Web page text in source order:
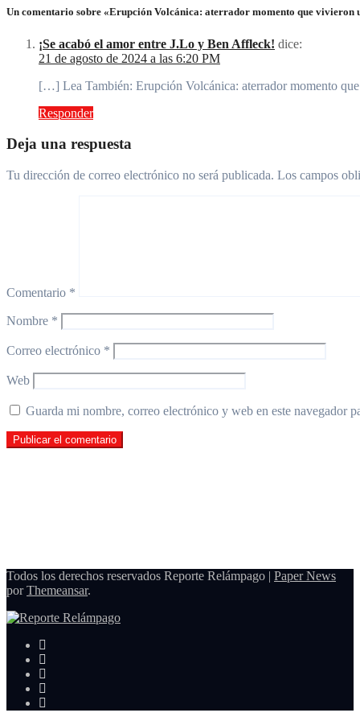
Un comentario sobre «Erupción Volcánica: aterrador momento que vivieron
¡Se acabó el amor entre J.Lo y Ben Affleck! dice:
21 de agosto de 2024 a las 6:20 PM
[…] Lea También: Erupción Volcánica: aterrador momento
Responder
Deja una respuesta
Tu dirección de correo electrónico no será publicada. Los campos
Comentario *
Nombre *
Correo electrónico *
Web
Guarda mi nombre, correo electrónico y web en este navegador
Todos los derechos reservados Reporte Relámpago | Paper News
porThemeansar.